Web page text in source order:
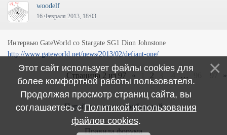
woodelf
16 Февраля 2013, 18:03
Интервью GateWorld со Stargate SG1 Dion Johnstone
http://www.gateworld.net/news/2013/02/defiant-one/
Страница 2 из 97 « 2 … 97 »
Перейти к ленте сообщений
Правила форума
Этот сайт использует файлы cookies для
более комфортной работы пользователя.
Продолжая просмотр страниц сайта, вы
соглашаетесь сПолитикой использования
файлов cookies.